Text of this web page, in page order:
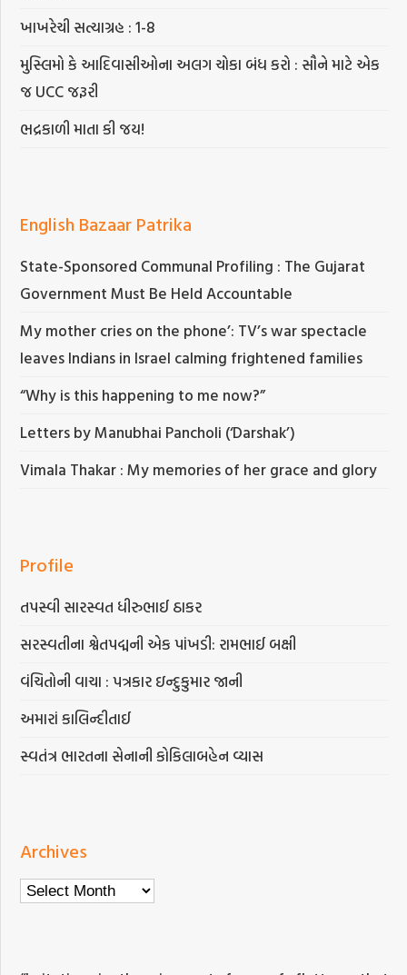
ખાખરેચી સત્યાગ્રહ : 1-8
મુસ્લિમો કે આદિવાસીઓના અલગ ચોકા બંધ કરો : સૌને માટે એક
જ UCC જરૂરી
ભદ્રકાળી માતા કી જય!
English Bazaar Patrika
State-Sponsored Communal Profiling : The Gujarat
Government Must Be Held Accountable
My mother cries on the phone’: TV’s war spectacle
leaves Indians in Israel calming frightened families
“Why is this happening to me now?”
Letters by Manubhai Pancholi (‘Darshak’)
Vimala Thakar : My memories of her grace and glory
Profile
તપસ્વી સારસ્વત ધીરુભાઈ ઠાકર
સરસ્વતીના શ્વેતપદ્મની એક પાંખડી: રામભાઈ બક્ષી
વંચિતોની વાચા : પત્રકાર ઇન્દુકુમાર જાની
અમારાં કાલિન્દીતાઈ
સ્વતંત્ર ભારતના સેનાની કોકિલાબહેન વ્યાસ
Archives
Archives